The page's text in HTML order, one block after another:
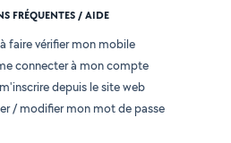
FRÉQUENTES / AIDE
faire vérifier mon mobile
connecter à mon compte
depuis le site web
/ modifier mon mot de passe